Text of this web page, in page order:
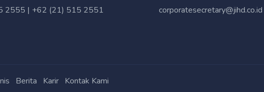
2555 | +62 (21) 515 2551 corporatesecretary@jihd.co.id
Berita Karir Kontak Kami